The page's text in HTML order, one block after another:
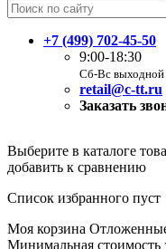
+7 (499) 702-45-50
9:00-18:30
Сб-Вс выходной
retail@c-tt.ru
Заказать
Выберите в каталоге
добавить к сравнению
Список избранного пуст
Моя корзина
Минимальная стоимость